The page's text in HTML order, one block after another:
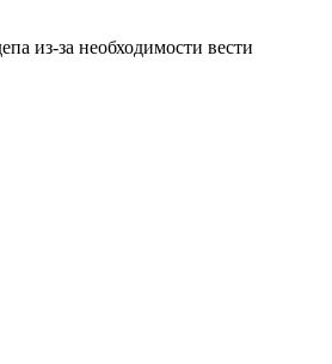
из-за необходимости вести